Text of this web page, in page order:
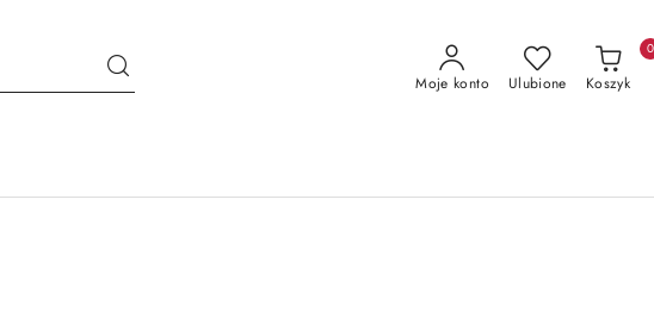
Moje konto Ulubione Koszyk
0